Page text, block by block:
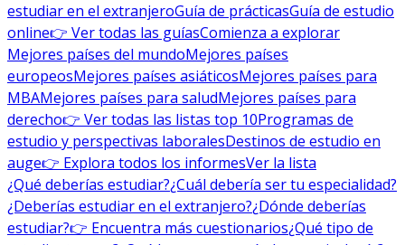
estudiar en el extranjeroGuía de prácticasGuía de estudio
online👉 Ver todas las guíasComienza a explorar
Mejores países del mundoMejores países
europeosMejores países asiáticosMejores países para
MBAMejores países para saludMejores países para
derecho👉 Ver todas las listas top 10Programas de
estudio y perspectivas laboralesDestinos de estudio en
auge👉 Explora todos los informesVer la lista
¿Qué deberías estudiar?¿Cuál debería ser tu especialidad?
¿Deberías estudiar en el extranjero?¿Dónde deberías
estudiar?👉 Encuentra más cuestionarios¿Qué tipo de